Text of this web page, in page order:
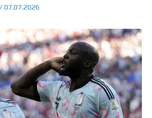
/07.07.2026